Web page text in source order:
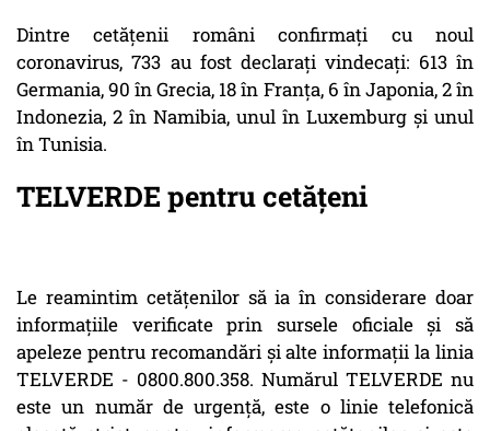
Dintre cetățenii români confirmați cu noul
coronavirus, 733 au fost declarați vindecați: 613 în
Germania, 90 în Grecia, 18 în Franța, 6 în Japonia, 2 în
Indonezia, 2 în Namibia, unul în Luxemburg și unul
în Tunisia.
TELVERDE pentru cetățeni
Le reamintim cetățenilor să ia în considerare doar
informațiile verificate prin sursele oficiale și să
apeleze pentru recomandări și alte informații la linia
TELVERDE - 0800.800.358. Numărul TELVERDE nu
este un număr de urgență, este o linie telefonică